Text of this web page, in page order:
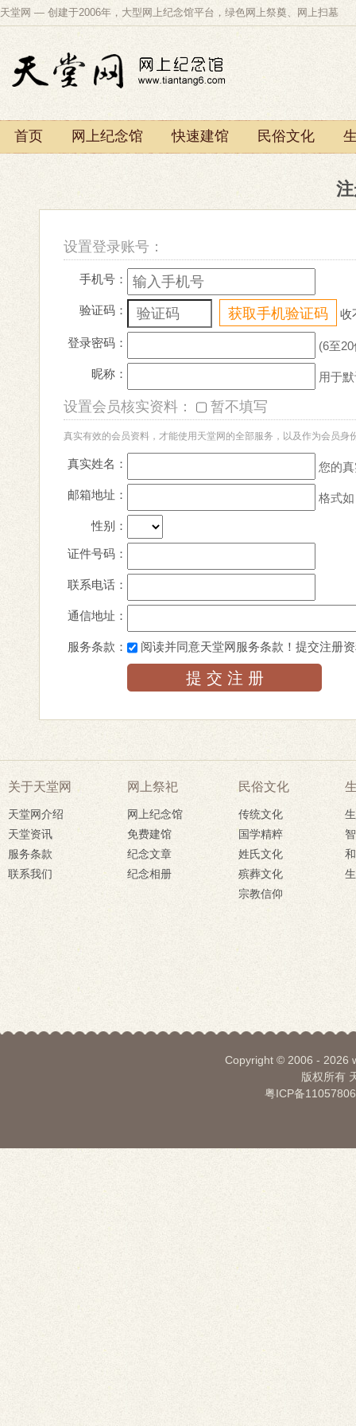
天堂网 — 创建于2006年，大型网上纪念馆平台，绿色网上祭奠、网上扫墓
首页 网上纪念馆 快速建馆 民俗文化
设置登录账号：
手机号：
验证码： 获取手机验证码 收
登录密码： (6至
昵称： 用于
设置会员核实资料： 暂不填写
真实有效的会员资料，才能使用天堂网的全部服务，以及作为会员身
真实姓名： 您的
邮箱地址： 格式
性别：
证件号码：
联系电话：
通信地址：
服务条款： 阅读并同意天堂网服务条款！提交注册
关于天堂网
天堂网介绍
天堂资讯
服务条款
联系我们
网上祭祀
网上纪念馆
免费建馆
纪念文章
纪念相册
民俗文化
传统文化
国学精粹
姓氏文化
殡葬文化
宗教信仰
Copyright © 2006 - 2026
版权所有
粤ICP备